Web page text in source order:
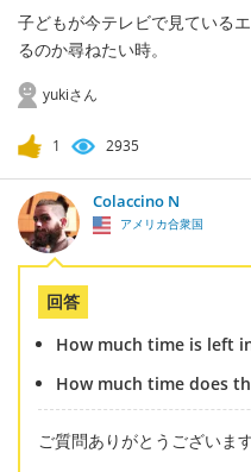
子どもが今テレビで見ている
るのか尋ねたい時。
yukiさん
1 2935
Colaccino N
アメリカ合衆国
回答
How much time is left
How much time does
ご質問ありがとうございます